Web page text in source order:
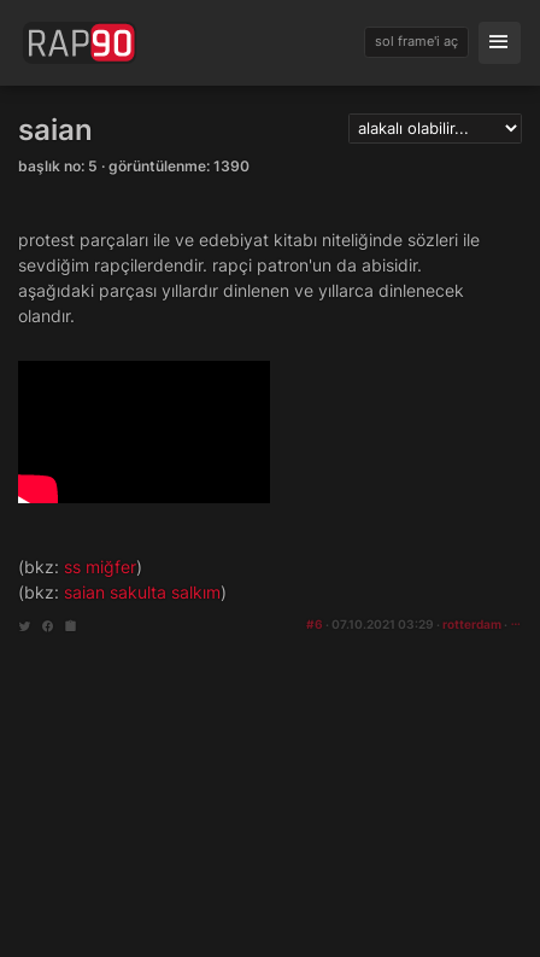
sol frame'i aç
saian
başlık no: 5 · görüntülenme: 1390
protest parçaları ile ve edebiyat kitabı niteliğinde sözleri ile
sevdiğim rapçilerdendir. rapçi patron'un da abisidir.
aşağıdaki parçası yıllardır dinlenen ve yıllarca dinlenecek
olandır.
(bkz: ss miğfer)
(bkz: saian sakulta salkım)
#6 · 07.10.2021 03:29 · rotterdam ·